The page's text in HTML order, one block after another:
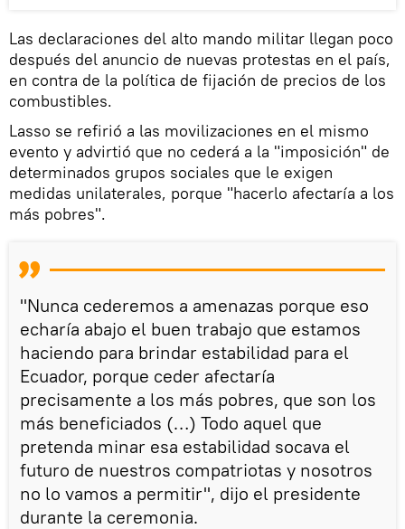
Las declaraciones del alto mando militar llegan poco
después del anuncio de nuevas protestas en el país,
en contra de la política de fijación de precios de los
combustibles.
Lasso se refirió a las movilizaciones en el mismo
evento y advirtió que no cederá a la "imposición" de
determinados grupos sociales que le exigen
medidas unilaterales, porque "hacerlo afectaría a los
más pobres".
"Nunca cederemos a amenazas porque eso
echaría abajo el buen trabajo que estamos
haciendo para brindar estabilidad para el
Ecuador, porque ceder afectaría
precisamente a los más pobres, que son los
más beneficiados (…) Todo aquel que
pretenda minar esa estabilidad socava el
futuro de nuestros compatriotas y nosotros
no lo vamos a permitir", dijo el presidente
durante la ceremonia.